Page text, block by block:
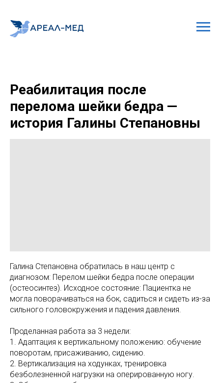
Реабилитация после
перелома шейки бедра —
история Галины Степановны
Галина Степановна обратилась в наш центр с
диагнозом: Перелом шейки бедра после операции
(остеосинтез). Исходное состояние: Пациентка не
могла поворачиваться на бок, садиться и сидеть из-за
сильного головокружения и падения давления.
Проделанная работа за 3 недели:
1. Адаптация к вертикальному положению: обучение
поворотам, присаживанию, сидению.
2. Вертикализация на ходунках, тренировка
безболезненной нагрузки на оперированную ногу.